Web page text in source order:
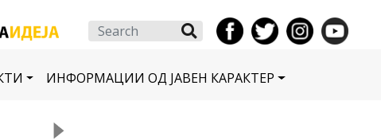
Search
ИНФОРМАЦИИ ОД ЈАВЕН КАРАКТЕР